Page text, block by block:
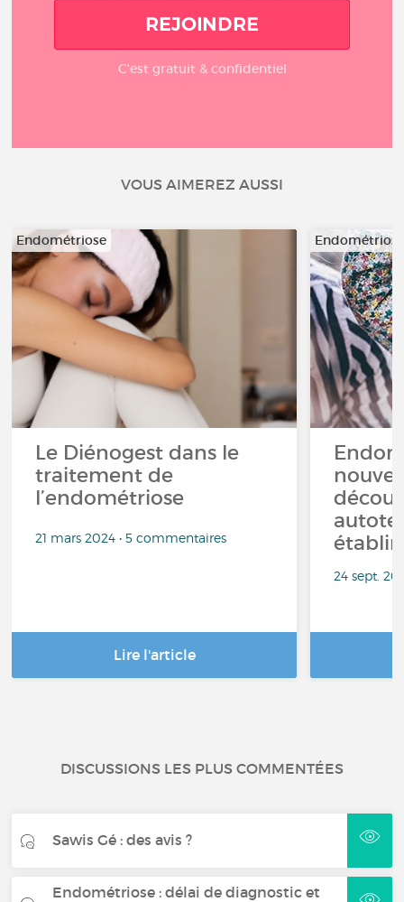
REJOINDRE
C'est gratuit & confidentiel
VOUS AIMEREZ AUSSI
Endométriose
Le Diénogest dans le
traitement de
l’endométriose
21 mars 2024 • 5 commentaires
Lire l'article
établir
24 sept.
DISCUSSIONS LES PLUS COMMENTÉES
Sawis Gé : des avis ?
Endométriose : délai de diagnostic et